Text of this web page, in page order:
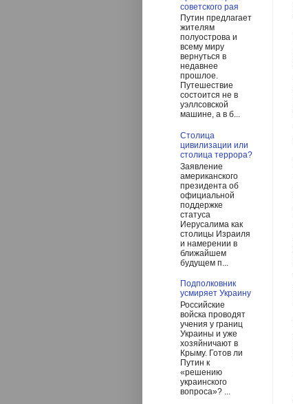
советского рая
Путин предлагает
жителям
полуострова и
всему миру
вернуться в
недавнее
прошлое.
Путешествие
состоится не в
уэллсовской
машине, а в б...
Столица
цивилизации или
столица террора?
Заявление
американского
президента об
официальной
поддержке
статуса
Иерусалима как
столицы Израиля
и намерении в
ближайшем
будущем п...
Подполковник
усмиряет Украину
Российские
войска проводят
учения у границ
Украины и уже
хозяйничают в
Крыму. Готов ли
Путин к
«решению
украинского
вопроса»? ...